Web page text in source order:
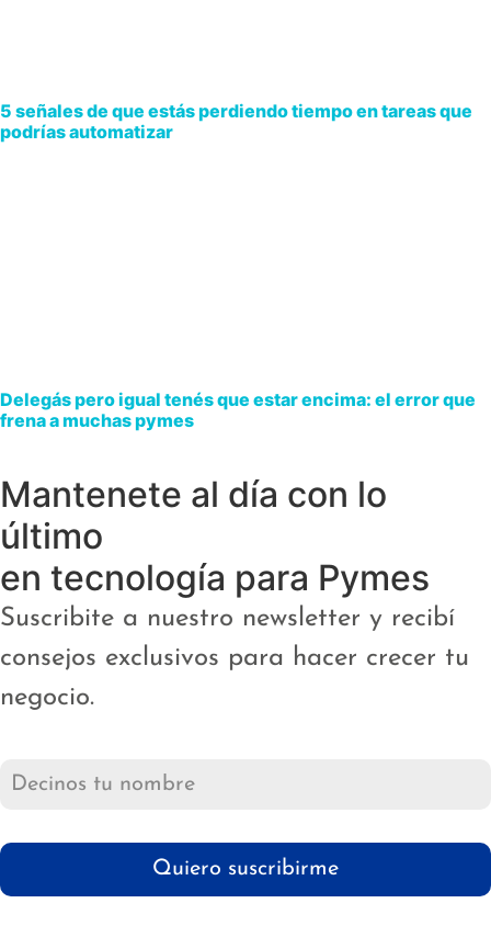
5 señales de que estás perdiendo tiempo en tareas que
podrías automatizar
Delegás pero igual tenés que estar encima: el error que
frena a muchas pymes
Mantenete al día con lo
último
en tecnología para Pymes
Suscribite a nuestro newsletter y recibí
consejos exclusivos para hacer crecer tu
negocio.
Quiero suscribirme